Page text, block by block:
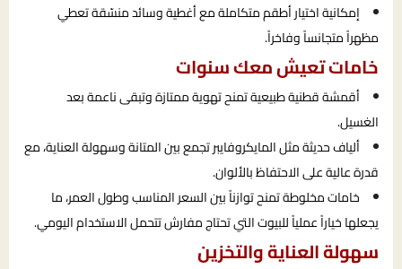
إمكانية اختيار أطقم متكاملة مع أغطية وسائد منسّقة تعطي
مظهراً متجانساً وفاخراً.
خامات تعيش معك سنوات
أقمشة قطنية طبيعية تمنح تهوية ممتازة وتبقى ناعمة بعد
الغسيل.
ألياف حديثة مثل المايكروفايبر تجمع بين المتانة وسهولة العناية، مع
قدرة عالية على الاحتفاظ بالألوان.
خامات مخلوطة تمنح توازناً بين السعر المناسب وطول العمر، ما
يجعلها خياراً عملياً للبيوت التي تحتاج مفارش تتحمل الاستخدام اليومي.
سهولة العناية والتخزين